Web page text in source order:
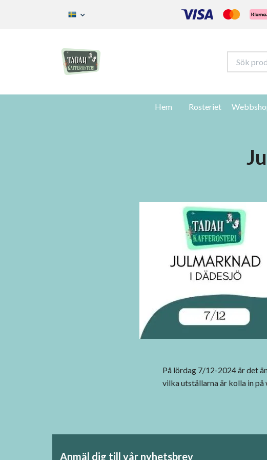
Hem Rosteriet
På lördag 7/12-2024 är det
vilka utställarna är kolla in på
Anmäl dig till vår nyhetsbrev